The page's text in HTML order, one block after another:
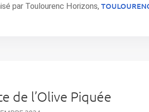
par Toulourenc Horizons,
de l’Olive Piquée